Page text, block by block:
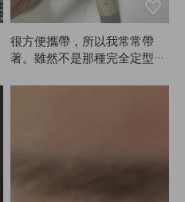
很方便攜帶，所以我常常帶
著。雖然不是那種完全定型，